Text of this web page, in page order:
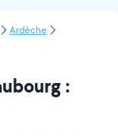
Ardèche
: